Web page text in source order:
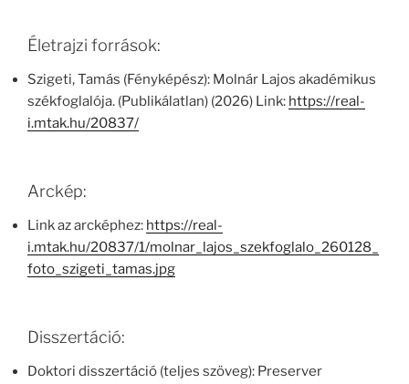
Életrajzi források:
Szigeti, Tamás (Fényképész): Molnár Lajos akadémikus
székfoglalója. (Publikálatlan) (2026) Link: https://real-
i.mtak.hu/20837/
Arckép:
Link az arcképhez: https://real-
i.mtak.hu/20837/1/molnar_lajos_szekfoglalo_260128_
foto_szigeti_tamas.jpg
Disszertáció:
Doktori disszertáció (teljes szöveg): Preserver